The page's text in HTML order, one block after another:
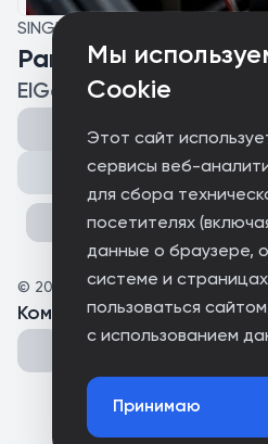
Мы
Cookie
Этот сайт
сервисы веб-
для сбора
посетителях
данные о браузере,
системе и
пользоваться
с использованием
Принимаю
SINGLE
Район
ElGato
© 2026 A[дисидент]I
Комментарии(0 )